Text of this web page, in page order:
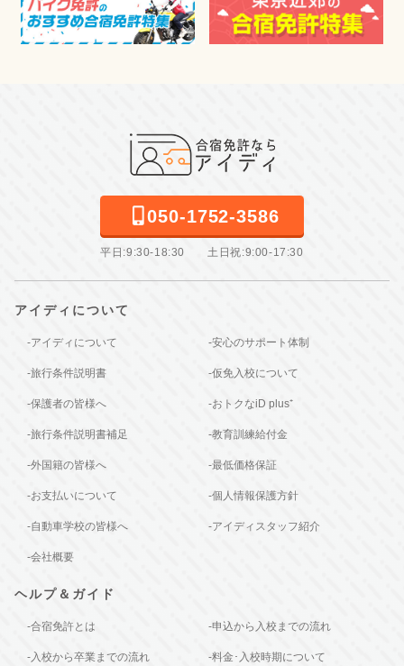
050-1752-3586
平日:9:30-18:30 土日祝:9:00-17:30
アイディについて
-アイディについて -安心のサポート体制
-旅行条件説明書 -仮免入校について
-保護者の皆様へ -おトクなiD plus⁺
-旅行条件説明書補足 -教育訓練給付金
-外国籍の皆様へ -最低価格保証
-お支払いについて -個人情報保護方針
-自動車学校の皆様へ -アイディスタッフ紹介
-会社概要
ヘルプ＆ガイド
-合宿免許とは -申込から入校までの流れ
-入校から卒業までの流れ -料金･入校時期について